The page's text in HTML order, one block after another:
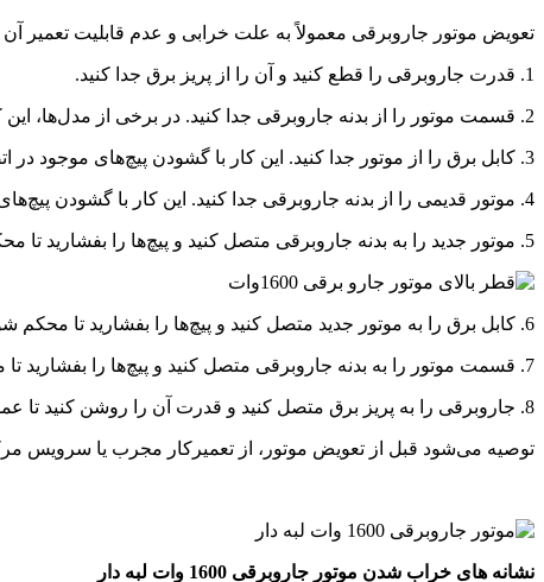
تعویض موتور جاروبرقی معمولاً به علت خرابی و عدم قابلیت تعمیر
1. قدرت جاروبرقی را قطع کنید و آن را از پریز برق جدا کنید.
2. قسمت موتور را از بدنه جاروبرقی جدا کنید. در برخی از مدل‌ها، این کار با گشودن پیچ‌های موجود در بدنه انجام می‌شود.
3. کابل برق را از موتور جدا کنید. این کار با گشودن پیچ‌های موجود در اتصال کابل انجام می‌شود.
4. موتور قدیمی را از بدنه جاروبرقی جدا کنید. این کار با گشودن پیچ‌های موجود در اتصال موتور به بدنه انجام می‌شود.
5. موتور جدید را به بدنه جاروبرقی متصل کنید و پیچ‌ها را بفشارید تا محکم شوند.
6. کابل برق را به موتور جدید متصل کنید و پیچ‌ها را بفشارید تا محکم شوند.
7. قسمت موتور را به بدنه جاروبرقی متصل کنید و پیچ‌ها را بفشارید تا محکم شوند.
8. جاروبرقی را به پریز برق متصل کنید و قدرت آن را روشن کنید تا عملکرد موتور جدید را بررسی کنید.
توصیه می‌شود قبل از تعویض موتور، از تعمیرکار مجرب یا سرویس
نشانه های خراب شدن موتور جاروبرقی 1600 وات لبه دار